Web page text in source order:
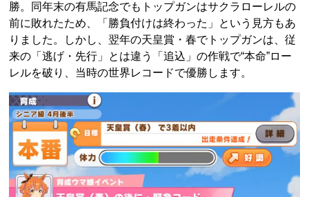
勝。同年末の有馬記念でもトップガンはサクラローレルの
前に敗れたため、「勝負付けは終わった」という見方もあ
りました。しかし、翌年の天皇賞・春でトップガンは、従
来の「逃げ・先行」とは違う「追込」の作戦で“本命”ロー
レルを破り、当時の世界レコードで優勝します。